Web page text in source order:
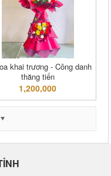
khai trương - Công danh
thăng tiến
1,200,000